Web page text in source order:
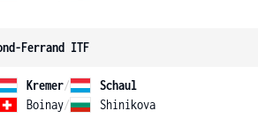
Ferrand ITF
Kremer/
Schaul
Boinay/ Shinikova